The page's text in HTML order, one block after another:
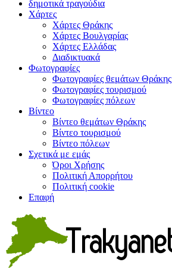
δημοτικά τραγούδια
Χάρτες
Χάρτες Θράκης
Χάρτες Βουλγαρίας
Χάρτες Ελλάδας
Διαδικτυακά
Φωτογραφίες
Φωτογραφίες θεμάτων Θράκης
Φωτογραφίες τουρισμού
Φωτογραφίες πόλεων
Βίντεο
Βίντεο θεμάτων Θράκης
Βίντεο τουρισμού
Βίντεο πόλεων
Σχετικά με εμάς
Όροι Χρήσης
Πολιτική Απορρήτου
Πολιτική cookie
Επαφή